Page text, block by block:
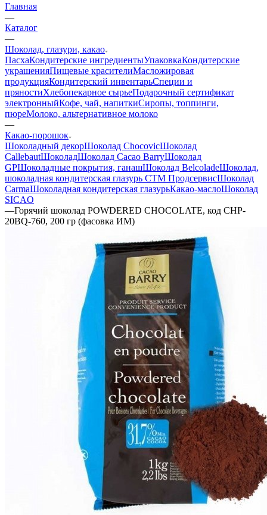
Главная
—
Каталог
—
Шоколад, глазури, какао
ПасхаКондитерские ингредиентыУпаковкаКондитерские
украшенияПищевые красителиМасложировая
продукцияКондитерский инвентарьСпеции и
пряностиХлебопекарное сырьеПодарочный сертификат
электронныйКофе, чай, напиткиСиропы, топпинги,
пюреМолоко, альтернативное молоко
—
Какао-порошок
Шоколадный декорШоколад ChocovicШоколад
CallebautШоколадШоколад Cacao BarryШоколад
GPШоколадные покрытия, ганашШоколад BelcoladeШоколад,
шоколадная кондитерская глазурь СТМ ПродсервисШоколад
CarmaШоколадная кондитерская глазурьКакао-маслоШоколад
SICAO
—Горячий шоколад POWDERED CHOCOLATE, код CHP-
20BQ-760, 200 гр (фасовка ИМ)